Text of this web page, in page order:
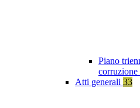
Piano
corruzione
Atti generali 33